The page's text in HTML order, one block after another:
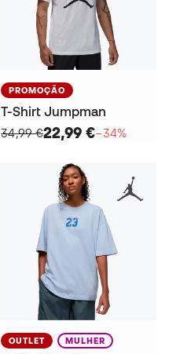
PROMOÇÃO
T-Shirt Jumpman
34,99 €22,99 €−34%
OUTLET MULHER